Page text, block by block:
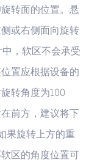
转面的位置。悬
或右侧面向旋转
，软区不会承受
置应根据设备的
转角度为100
前方，建议将下
果旋转上方的重
区的角度位置可